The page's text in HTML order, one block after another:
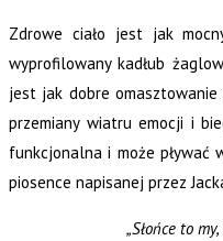
Zdrowe ciało jest jak
wyprofilowany kadłub
jest jak dobre
przemiany wiatru emocji i
funkcjonalna i może pływać
piosence napisanej przez
„Słońce to